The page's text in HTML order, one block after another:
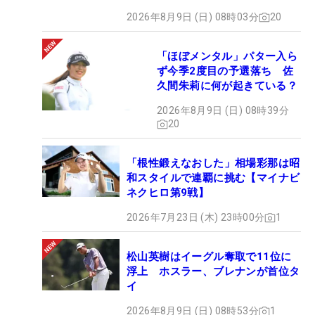
2026年8月9日 (日) 08時03分 20
「ほぼメンタル」パター入ら
ず今季2度目の予選落ち 佐
久間朱莉に何が起きている？
2026年8月9日 (日) 08時39分
20
「根性鍛えなおした」相場彩那は昭
和スタイルで連覇に挑む【マイナビ
ネクヒロ第9戦】
2026年7月23日 (木) 23時00分 1
松山英樹はイーグル奪取で11位に
浮上 ホスラー、ブレナンが首位タ
イ
2026年8月9日 (日) 08時53分 1